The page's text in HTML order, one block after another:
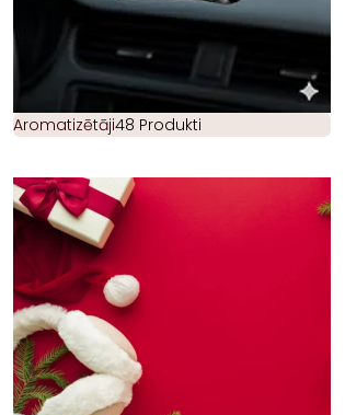
Aromatizētāji48 Produkti